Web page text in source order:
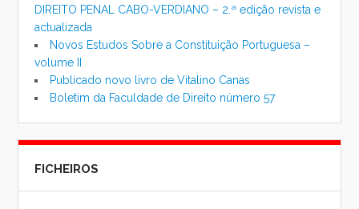
DIREITO PENAL CABO-VERDIANO – 2.ª edição revista e
actualizada
Novos Estudos Sobre a Constituição Portuguesa –
volume II
Publicado novo livro de Vitalino Canas
Boletim da Faculdade de Direito número 57
FICHEIROS